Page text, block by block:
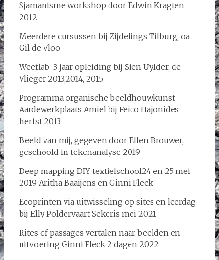
Sjamanisme workshop door Edwin Kragten
2012
Meerdere cursussen bij Zijdelings Tilburg, oa
Gil de Vloo
Weeflab 3 jaar opleiding bij Sien Uylder, de
Vlieger 2013,2014, 2015
Programma organische beeldhouwkunst
Aardewerkplaats Amiel bij Feico Hajonides
herfst 2013
Beeld van mij, gegeven door Ellen Brouwer,
geschoold in tekenanalyse 2019
Deep mapping DIY textielschool24 en 25 mei
2019 Aritha Baaijens en Ginni Fleck
Ecoprinten via uitwisseling op sites en leerdag
bij Elly Poldervaart Sekeris mei 2021
Rites of passages vertalen naar beelden en
uitvoering Ginni Fleck 2 dagen 2022